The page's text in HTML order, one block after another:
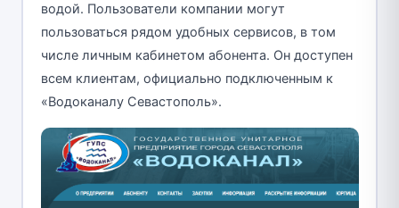
водой. Пользователи компании могут
пользоваться рядом удобных сервисов, в том
числе личным кабинетом абонента. Он доступен
всем клиентам, официально подключенным к
«Водоканалу Севастополь».